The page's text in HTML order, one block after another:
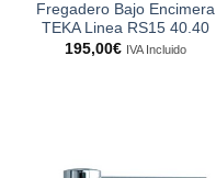
Fregadero Bajo Encimera
TEKA Linea RS15 40.40
195,00€ IVA Incluido